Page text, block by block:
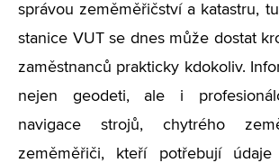
správou zeměměřičství a katastru,
stanice VUT se dnes může dostat
zaměstnanců prakticky kdokoliv.
nejen geodeti, ale i
navigace strojů, chytrého
zeměměřiči, kteří potřebují